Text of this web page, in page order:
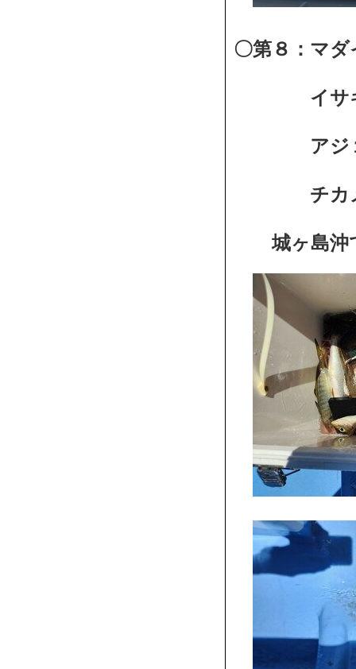
〇第８：マ
イサキ１
アジ１～
チカメキ
城ヶ島沖で